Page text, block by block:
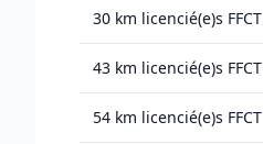
30 km licencié(e)s FFCT
43 km licencié(e)s FFCT
54 km licencié(e)s FFCT